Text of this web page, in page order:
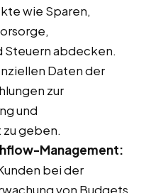
wie Sparen,
Steuern abdecken.
Daten der
zur
und
geben.
Management:
bei der
von Budgets